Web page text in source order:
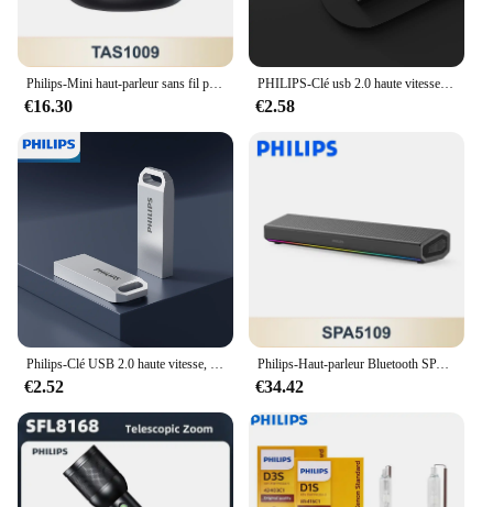
Philips-Mini haut-parleur sans fil portable TAS1009, Bluetooth 5.3, petit haut-parleur, HiFi, stéréo, boîte vocale, 1200mAh, longue veille, nouveau
€16.30
PHILIPS-Clé usb 2.0 haute vitesse, support à mémoire de 8gb 16gb 32gb 64gb, lecteur flash, stockage externe
€2.58
Philips-Clé USB 2.0 haute vitesse, stylo en métal de stockage externe, voiture personnalisée créative, 8 Go, 16 Go, 32 Go, 64 Go, 128 Go
€2.52
Philips-Haut-parleur Bluetooth SPA5109, boîtier de haut-parleurs sans fil portables d'intérieur, HiFi, stéréo, lampe de escale RVB, lecteur de musique de fête
€34.42